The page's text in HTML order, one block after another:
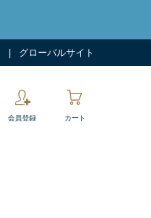
グローバルサイト
会員登録 カート